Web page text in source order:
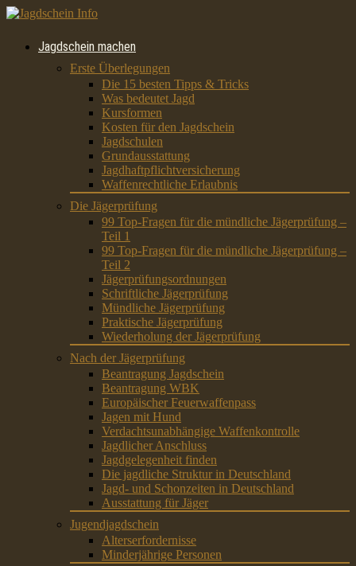
Jagdschein machen
Erste Überlegungen
Die 15 besten Tipps & Tricks
Was bedeutet Jagd
Kursformen
Kosten für den Jagdschein
Jagdschulen
Grundausstattung
Jagdhaftpflichtversicherung
Waffenrechtliche Erlaubnis
Die Jägerprüfung
99 Top-Fragen für die mündliche Jägerprüfung –
Teil 1
99 Top-Fragen für die mündliche Jägerprüfung –
Teil 2
Jägerprüfungsordnungen
Schriftliche Jägerprüfung
Mündliche Jägerprüfung
Praktische Jägerprüfung
Wiederholung der Jägerprüfung
Nach der Jägerprüfung
Beantragung Jagdschein
Beantragung WBK
Europäischer Feuerwaffenpass
Jagen mit Hund
Verdachtsunabhängige Waffenkontrolle
Jagdlicher Anschluss
Jagdgelegenheit finden
Die jagdliche Struktur in Deutschland
Jagd- und Schonzeiten in Deutschland
Ausstattung für Jäger
Jugendjagdschein
Alterserfordernisse
Minderjährige Personen